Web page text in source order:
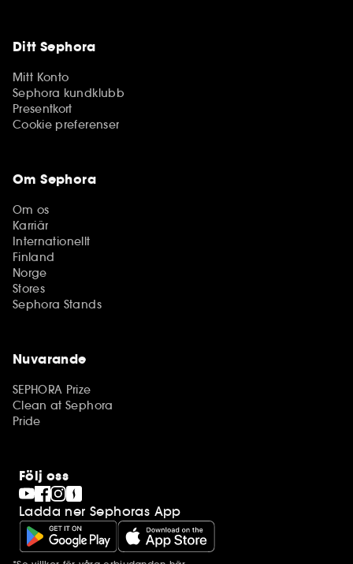
Ditt Sephora
Mitt Konto
Sephora kundklubb
Presentkort
Cookie preferenser
Om Sephora
Om os
Karriär
Internationellt
Finland
Norge
Stores
Sephora Stands
Nuvarande
SEPHORA Prize
Clean at Sephora
Pride
Följ oss
Ladda ner Sephoras App